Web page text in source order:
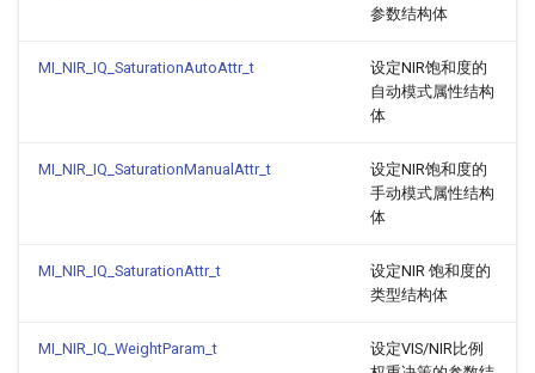
参数结构体
MI_NIR_IQ_SaturationAutoAttr_t
设定NIR饱和度的
自动模式属性结构
体
MI_NIR_IQ_SaturationManualAttr_t
设定NIR饱和度的
手动模式属性结构
体
MI_NIR_IQ_SaturationAttr_t
设定NIR 饱和度的
类型结构体
MI_NIR_IQ_WeightParam_t
设定VIS/NIR比例